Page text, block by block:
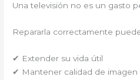
Una televisión no es un gasto
Repararla correctamente
✔ Extender su vida útil
✔ Mantener calidad de imagen